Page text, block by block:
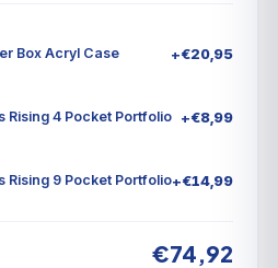
Box Acryl Case +€20,95
Rising 4 Pocket Portfolio +€8,99
Rising 9 Pocket Portfolio+€14,99
€74,92